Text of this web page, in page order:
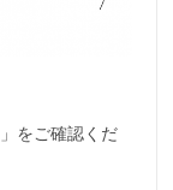
」をご確認くだ